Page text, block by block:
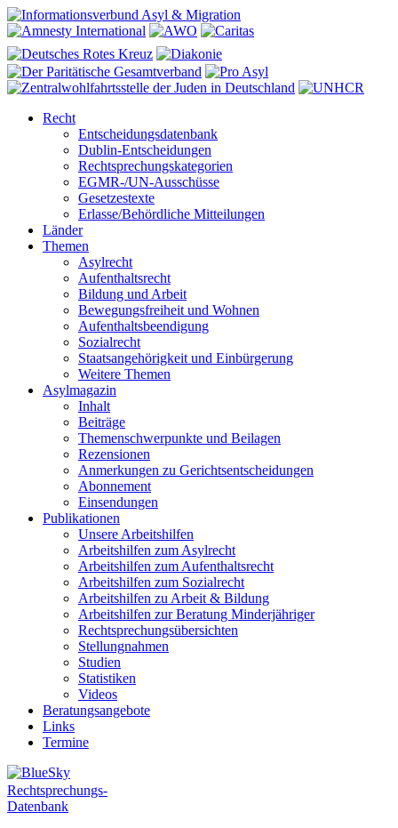
Recht
Entscheidungsdatenbank
Dublin-Entscheidungen
Rechtsprechungskategorien
EGMR-/UN-Ausschüsse
Gesetzestexte
Erlasse/Behördliche Mitteilungen
Länder
Themen
Asylrecht
Aufenthaltsrecht
Bildung und Arbeit
Bewegungsfreiheit und Wohnen
Aufenthaltsbeendigung
Sozialrecht
Staatsangehörigkeit und Einbürgerung
Weitere Themen
Asylmagazin
Inhalt
Beiträge
Themenschwerpunkte und Beilagen
Rezensionen
Anmerkungen zu Gerichtsentscheidungen
Abonnement
Einsendungen
Publikationen
Unsere Arbeitshilfen
Arbeitshilfen zum Asylrecht
Arbeitshilfen zum Aufenthaltsrecht
Arbeitshilfen zum Sozialrecht
Arbeitshilfen zu Arbeit & Bildung
Arbeitshilfen zur Beratung Minderjähriger
Rechtsprechungsübersichten
Stellungnahmen
Studien
Statistiken
Videos
Beratungsangebote
Links
Termine
Rechtsprechungs-
Datenbank